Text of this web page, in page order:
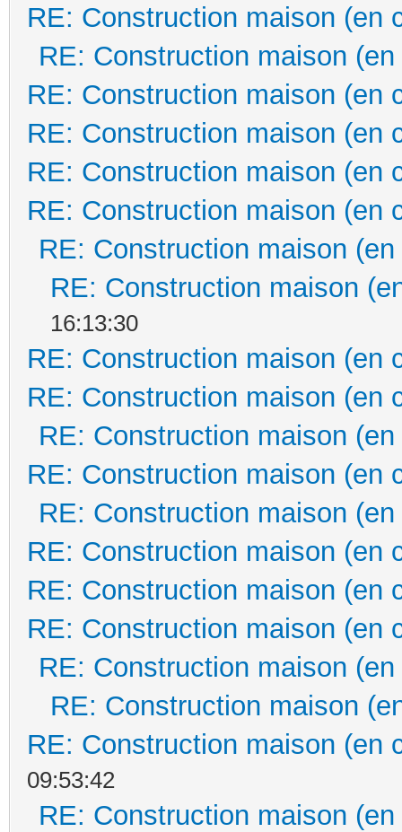
RE: Construction maison (en
RE: Construction maison
RE: Construction maison (en
RE: Construction maison (en
RE: Construction maison (en
RE: Construction maison (en
RE: Construction maison
RE: Construction maison
16:13:30
RE: Construction maison (en
RE: Construction maison (en
RE: Construction maison
RE: Construction maison (en
RE: Construction maison
RE: Construction maison (en
RE: Construction maison (en
RE: Construction maison (en
RE: Construction maison
RE: Construction maison
RE: Construction maison (en
09:53:42
RE: Construction maison